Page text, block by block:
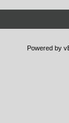
Powered by